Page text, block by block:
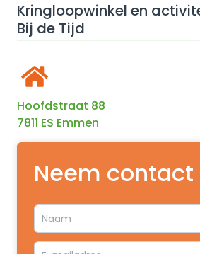
Kringloopwinkel en
Bij de Tijd
Hoofdstraat 88
7811 ES Emmen
Neem contact